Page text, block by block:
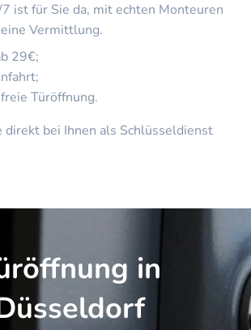
ist für Sie da, mit echten Monteuren
Vermittlung.
29€;
Türöffnung.
direkt bei Ihnen als Schlüsseldienst
in